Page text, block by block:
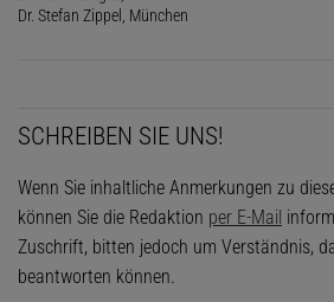
Dr. Stefan Zippel, München
SCHREIBEN SIE UNS!
Wenn Sie inhaltliche Anmerkungen zu
können Sie die Redaktion per E-Mail
Zuschrift, bitten jedoch um Verständnis,
beantworten können.